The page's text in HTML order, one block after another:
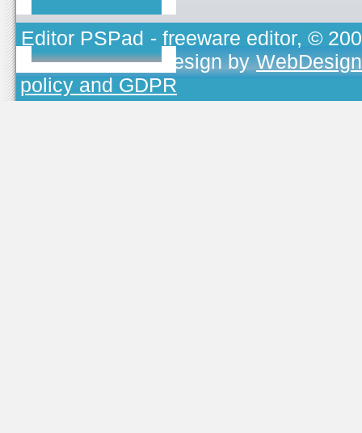
Editor PSPad - freeware editor, ©
TOJEONO.CZ, design by
policy and GDPR